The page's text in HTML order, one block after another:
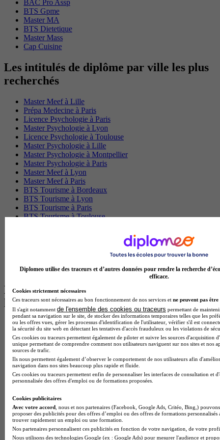
BAC Pro Assp
BTS Gpme
Master MA
BTS Dietetique
Master Mass
Cap Cuisine
Les intitulés de diplôme par ville les plus
recherchés
Master Meef à Lille
Prépa Medecine à Paris
Licence Psychologie à Paris
Master Psychologie à Lyon
Licence Psychologie à Toulouse
Master Psychologie à Lille
Master Psychologie à Montpellier
Master Psychologie à Paris
Master Meef à Lyon
Master Meef à Paris
BTS Tourisme à Bordeaux
BTS Tourisme à Lyon
BTS Tourisme à Paris
BTS Tourisme à Toulouse
BTS Communication à Bordeaux
Master Psychologie à Angers
BTS Ndrc à Lyon
Les intitulés de diplôme par alternance
les plus recherchés
BTS Esf en alternance
BTS Dietetique en alternance
BTS Mco en alternance
BTS Pi en alternance
BTS Sp3s en alternance
Master CCA en alternance
BTS Ndrc en alternance
BTS Sam en alternance
Cap Fleuriste en alternance
BTS Sio en alternance
MSc Marketing Digital en alternance
BTS Gpme en alternance
Cap Electricien en alternance
Diplomeo utilise des traceurs et d’autres données pour rendre la recherche
efficace.
Cookies strictement nécessaires
Ces traceurs sont nécessaires au bon fonctionnement de nos services et ne peuvent pas être
Il s'agit notamment de l'ensemble des cookies ou traceurs permettant de
pendant sa navigation sur le site, de stocker des informations temporaires telles que les
ou les offres vues, gérer les processus d'identification de l'utilisateur, vérifier s'il est
la sécurité du site web en détectant les tentatives d'accès frauduleux ou les violations de
Ces cookies ou traceurs permettent également de piloter et suivre les sources d'acquisition
unique permettant de comprendre comment nos utilisateurs naviguent sur nos sites et nos
sources de trafic.
Ils nous permettent également d’observer le comportement de nos utilisateurs afin
navigation dans nos sites beaucoup plus rapide et fluide.
Ces cookies ou traceurs permettent enfin de personnaliser les interfaces de consultation et
personnalisée des offres d'emploi ou de formations proposées.
Cookies publicitaires
Avec votre accord , nous et nos partenaires (Facebook, Google Ads, Critéo, Bing,)
proposer des publicités pour des offres d’emploi ou des offres de formations
trouver rapidement un emploi ou une formation.
Nos partenaires personnalisent ces publicités en fonction de votre navigation, de votre
Nous utilisons des technologies Google (ex : Google Ads) pour mesurer l'audience et